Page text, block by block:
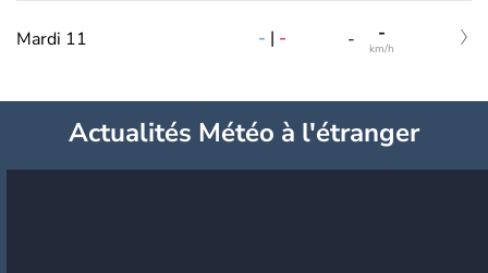
Mardi 11 - | - - -
km/h
Actualités Météo à l'étranger